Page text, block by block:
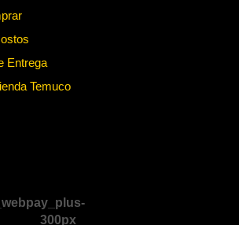
Entrega
Temuco